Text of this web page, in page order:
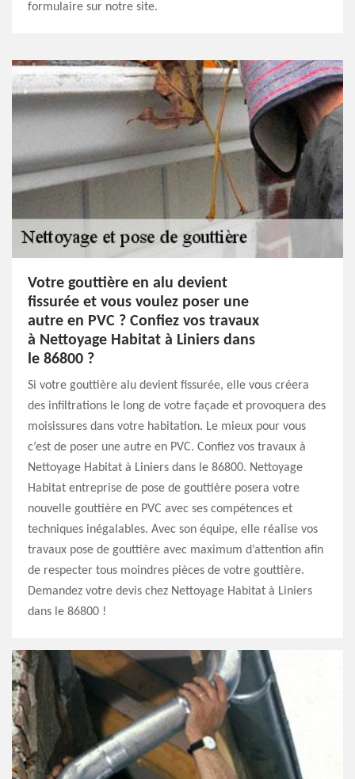
formulaire sur notre site.
Votre gouttière en alu devient
fissurée et vous voulez poser une
autre en PVC ? Confiez vos travaux
à Nettoyage Habitat à Liniers dans
le 86800 ?
Si votre gouttière alu devient fissurée, elle vous créera
des infiltrations le long de votre façade et provoquera des
moisissures dans votre habitation. Le mieux pour vous
c’est de poser une autre en PVC. Confiez vos travaux à
Nettoyage Habitat à Liniers dans le 86800. Nettoyage
Habitat entreprise de pose de gouttière posera votre
nouvelle gouttière en PVC avec ses compétences et
techniques inégalables. Avec son équipe, elle réalise vos
travaux pose de gouttière avec maximum d’attention afin
de respecter tous moindres pièces de votre gouttière.
Demandez votre devis chez Nettoyage Habitat à Liniers
dans le 86800 !